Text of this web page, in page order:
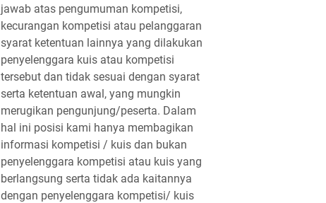
jawab atas pengumuman kompetisi,
kecurangan kompetisi atau pelanggaran
syarat ketentuan lainnya yang dilakukan
penyelenggara kuis atau kompetisi
tersebut dan tidak sesuai dengan syarat
serta ketentuan awal, yang mungkin
merugikan pengunjung/peserta. Dalam
hal ini posisi kami hanya membagikan
informasi kompetisi / kuis dan bukan
penyelenggara kompetisi atau kuis yang
berlangsung serta tidak ada kaitannya
dengan penyelenggara kompetisi/ kuis